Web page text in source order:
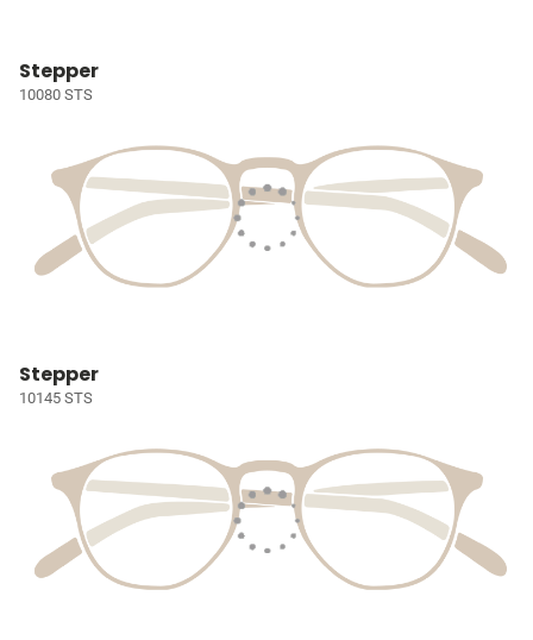
Stepper
10080 STS
Stepper
10145 STS